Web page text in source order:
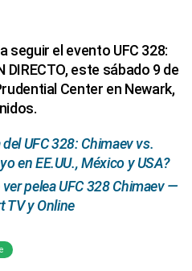
seguir el evento UFC 328:
DIRECTO, este sábado 9 de
Center en Newark,
UFC 328: Chimaev vs.
en EE.UU., México y USA?
pelea UFC 328 Chimaev —
TV y Online